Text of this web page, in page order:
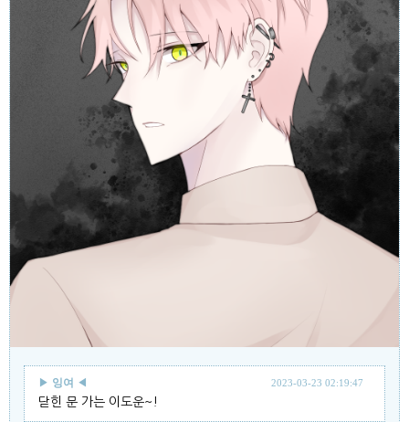
▶ 잉여 ◀ 2023-03-23 02:19:47
닫힌 문 가는 이도운~!